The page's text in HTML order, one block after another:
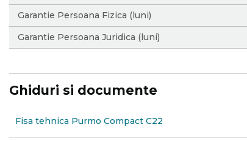
Garantie Persoana Fizica (luni)
Garantie Persoana Juridica (luni)
Ghiduri si documente
Fisa tehnica Purmo Compact C22